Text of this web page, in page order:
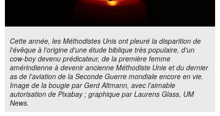
Cette année, les Méthodistes Unis ont pleuré la disparition de
l'évêque à l'origine d'une étude biblique très populaire, d'un
cow-boy devenu prédicateur, de la première femme
amérindienne à devenir ancienne Méthodiste Unie et du dernier
as de l'aviation de la Seconde Guerre mondiale encore en vie.
Image de la bougie par Gerd Altmann, avec l'aimable
autorisation de Pixabay ; graphique par Laurens Glass, UM
News.